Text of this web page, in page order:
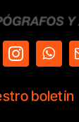
boletín